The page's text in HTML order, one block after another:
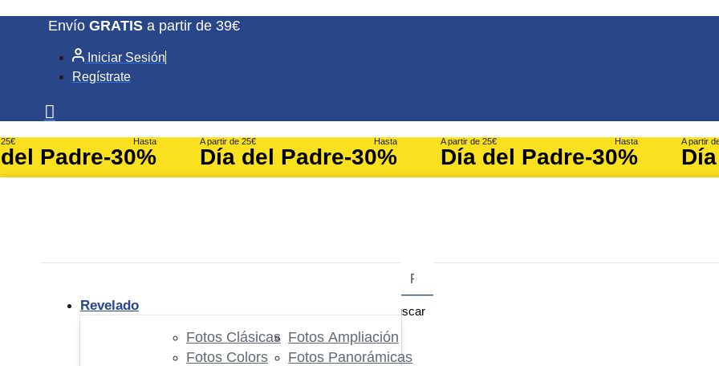
Envío GRATIS a partir de 39€
Iniciar Sesión
Regístrate
Padre
Hasta
-30%
A partir de 25€
Día del Padre
Hasta
-30%
A partir de 25€
Día del Padre
Hasta
-30%
A partir
Buscar
Revelado
Fotos Clásicas
Fotos Colors
Fotos Ampliación
Fotos Panorámicas